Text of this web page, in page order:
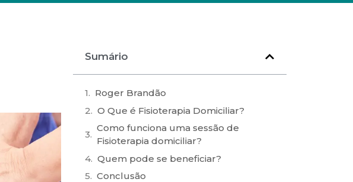
Sumário
Roger Brandão
O Que é Fisioterapia Domiciliar?
Como funciona uma sessão de
Fisioterapia domiciliar?
Quem pode se beneficiar?
Conclusão